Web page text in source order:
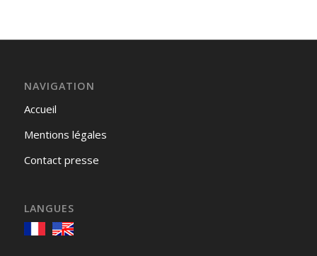
NAVIGATION
Accueil
Mentions légales
Contact presse
LANGUES